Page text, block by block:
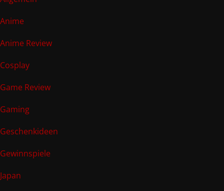
Anime
Anime Review
Cosplay
Game Review
Gaming
Geschenkideen
Gewinnspiele
Japan